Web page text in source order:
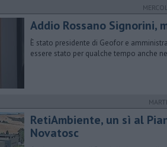
Addio Rossano Signorini,
È stato presidente di Geofor e
essere stato per qualche tempo anche
RetiAmbiente, un sì al
Novatosc